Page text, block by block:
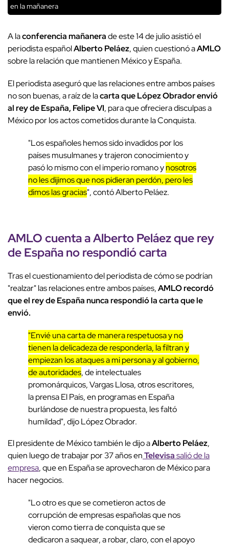
en la mañanera
A laconferencia mañanerade este 14 de julio asistió el
periodista españolAlberto Peláez, quien cuestionó aAMLO
sobre la relación que mantienen México y España.
El periodista aseguró que las relaciones entre ambos países
no son buenas, a raíz de lacarta que López Obrador envió
al rey de España, Felipe VI, para que ofreciera disculpas a
México por los actos cometidos durante la Conquista.
"Los españoles hemos sido invadidos por los
países musulmanes y trajeron conocimiento y
pasó lo mismo con el imperio romano ynosotros
no les dijimos que nos pidieran perdón, pero les
dimos las gracias", contó Alberto Peláez.
AMLO cuenta a Alberto Peláez que rey
de España no respondió carta
Tras el cuestionamiento del periodista de cómo se podrían
"realzar" las relaciones entre ambos países,AMLO recordó
que el rey de España nunca respondió la carta que le
envió.
"Envié una carta de manera respetuosa y no
tienen la delicadeza de responderla, la filtran y
empiezan los ataques a mi persona y al gobierno,
de autoridades, de intelectuales
promonárquicos, Vargas Llosa, otros escritores,
la prensa El País, en programas en España
burlándose de nuestra propuesta, les faltó
humildad", dijo López Obrador.
El presidente de México también le dijo aAlberto Peláez,
quien luego de trabajar por 37 años enTelevisasalió de la
empresa, que en España se aprovecharon de México para
hacer negocios.
"Lo otro es que se cometieron actos de
corrupción de empresas españolas que nos
vieron como tierra de conquista que se
dedicaron a saquear, a robar, claro, con el apoyo